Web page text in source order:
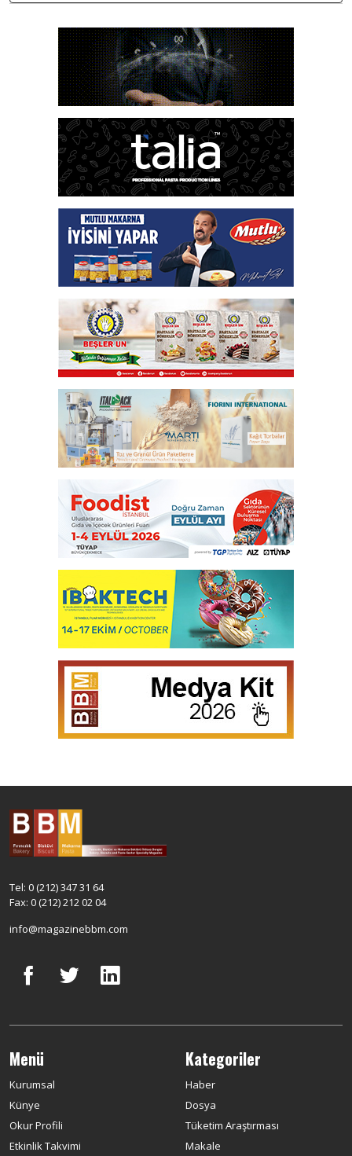
Tel: 0 (212) 347 31 64
Fax: 0 (212) 212 02 04
info@magazinebbm.com
Menü
Kurumsal
Künye
Okur Profili
Etkinlik Takvimi
Kategoriler
Haber
Dosya
Tüketim Araştırması
Makale